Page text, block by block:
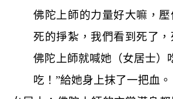
佛陀上師的力量好大嘛，
死的掙紮，我們看到死了，
佛陀上師就喊她（女居士）
吃！”給她身上抹了一把血。